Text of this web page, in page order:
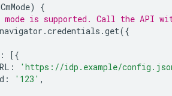
)
{
is supported. Call the API
navigator .credentials .get({
:
[{
:
'https://idp.example/
: '123' ,